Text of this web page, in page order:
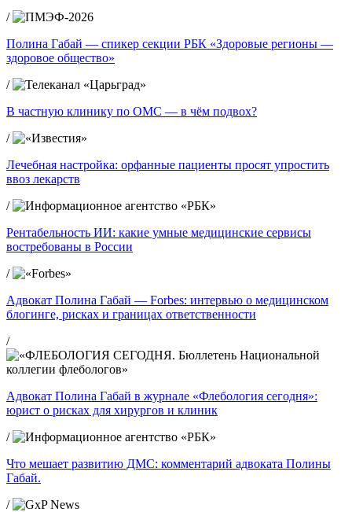
/
Полина Габай — спикер секции РБК «Здоровые регионы —
здоровое общество»
/
В частную клинику по ОМС — в чём подвох?
/
Лечебная настройка: орфанные пациенты просят упростить
ввоз лекарств
/
Рентабельность ИИ: какие умные медицинские сервисы
востребованы в России
/
Адвокат Полина Габай — Forbes: интервью о медицинском
блогинге, рисках и границах ответственности
/
Адвокат Полина Габай в журнале «Флебология сегодня»:
юрист о рисках для хирургов и клиник
/
Что мешает развитию ДМС: комментарий адвоката Полины
Габай.
/